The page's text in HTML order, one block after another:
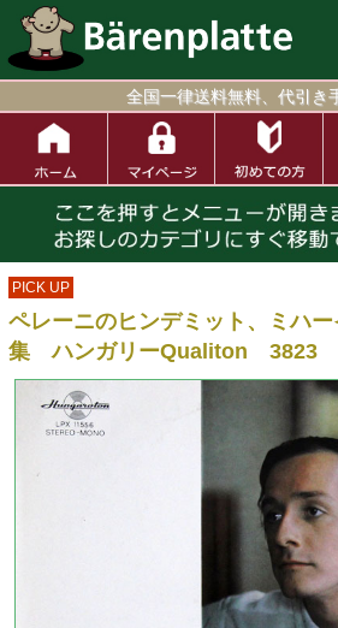
全国一律送料無料、代引き
PICK UP
ペレーニのヒンデミット、ミハ
集 ハンガリーQualiton 3823